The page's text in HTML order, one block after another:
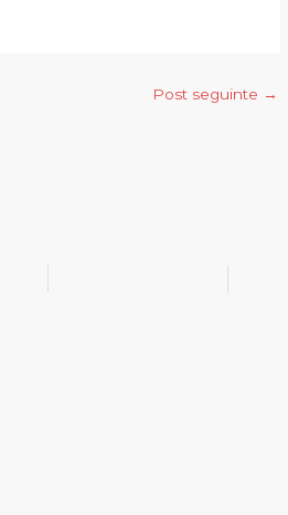
Post seguinte →